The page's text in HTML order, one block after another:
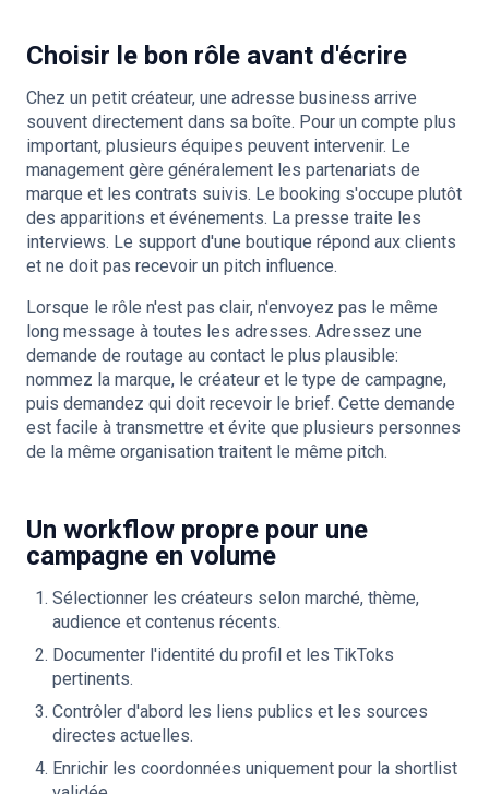
Choisir le bon rôle avant d'écrire
Chez un petit créateur, une adresse business arrive
souvent directement dans sa boîte. Pour un compte plus
important, plusieurs équipes peuvent intervenir. Le
management gère généralement les partenariats de
marque et les contrats suivis. Le booking s'occupe plutôt
des apparitions et événements. La presse traite les
interviews. Le support d'une boutique répond aux clients
et ne doit pas recevoir un pitch influence.
Lorsque le rôle n'est pas clair, n'envoyez pas le même
long message à toutes les adresses. Adressez une
demande de routage au contact le plus plausible:
nommez la marque, le créateur et le type de campagne,
puis demandez qui doit recevoir le brief. Cette demande
est facile à transmettre et évite que plusieurs personnes
de la même organisation traitent le même pitch.
Un workflow propre pour une
campagne en volume
Sélectionner les créateurs selon marché, thème,
audience et contenus récents.
Documenter l'identité du profil et les TikToks
pertinents.
Contrôler d'abord les liens publics et les sources
directes actuelles.
Enrichir les coordonnées uniquement pour la shortlist